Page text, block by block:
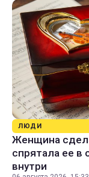
ЛЮДИ
Женщина
спрятала ее в
внутри